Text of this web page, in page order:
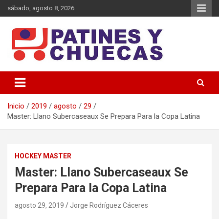
Saltar
al
sábado, agosto 8, 2026
Patines y Chuecas
Inicio 2019 agosto
29
Master: Llano Subercaseaux Se Prepara Para la Copa Latina
HOCKEY MASTER
Master: Llano Subercaseaux Se
Prepara Para la Copa Latina
agosto 29, 2019 Jorge Rodríguez Cáceres